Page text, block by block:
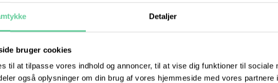
Detaljer
bruger cookies
til at tilpasse vores indhold og annoncer, til at vise dig funktioner til sociale
også oplysninger om din brug af vores hjemmeside med vores partnere